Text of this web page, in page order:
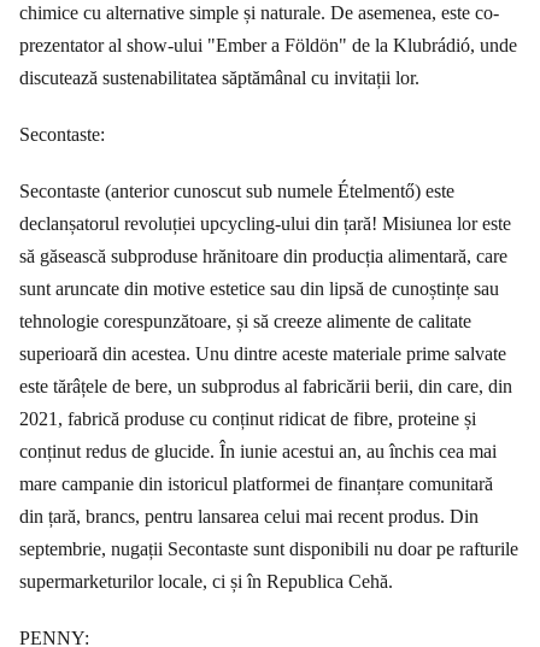
chimice cu alternative simple și naturale. De asemenea, este co-
prezentator al show-ului "Ember a Földön" de la Klubrádió, unde
discutează sustenabilitatea săptămânal cu invitații lor.
Secontaste:
Secontaste (anterior cunoscut sub numele Ételmentő) este
declanșatorul revoluției upcycling-ului din țară! Misiunea lor este
să găsească subproduse hrănitoare din producția alimentară, care
sunt aruncate din motive estetice sau din lipsă de cunoștințe sau
tehnologie corespunzătoare, și să creeze alimente de calitate
superioară din acestea. Unu dintre aceste materiale prime salvate
este tărâțele de bere, un subprodus al fabricării berii, din care, din
2021, fabrică produse cu conținut ridicat de fibre, proteine și
conținut redus de glucide. În iunie acestui an, au închis cea mai
mare campanie din istoricul platformei de finanțare comunitară
din țară, brancs, pentru lansarea celui mai recent produs. Din
septembrie, nugații Secontaste sunt disponibili nu doar pe rafturile
supermarketurilor locale, ci și în Republica Cehă.
PENNY: